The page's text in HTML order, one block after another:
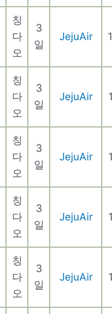
칭
다
오
3
일
JejuAir
칭
다
오
3
일
JejuAir
칭
다
오
3
일
JejuAir
칭
다
오
3
일
JejuAir
칭
다
오
3
일
JejuAir